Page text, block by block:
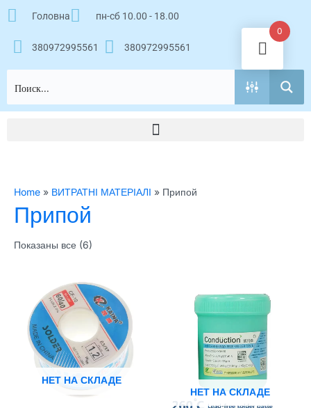
Перейти
Головна пн-сб 10.00 - 18.00
380972995561 380972995561
Home » ВИТРАТНІ МАТЕРІАЛІ » Припой
Припой
Показаны все (6)
НЕТ НА СКЛАДЕ
НЕТ НА СКЛАДЕ
0